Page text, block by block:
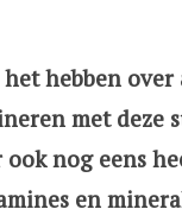
hebben
met deze
ook nog eens
en